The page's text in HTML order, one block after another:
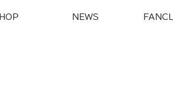
NEWS